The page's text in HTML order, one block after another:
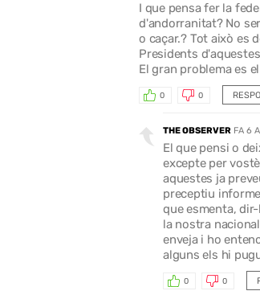
I que pensa fer la
d'andorranitat? No
o caçar.? Tot això es
Presidents
El gran problema es
0 0
THE OBSERVER FA 6
El que pensi o
excepte per
aquestes ja
preceptiu
que esmenta,
la nostra
enveja i ho
alguns els hi
0 0